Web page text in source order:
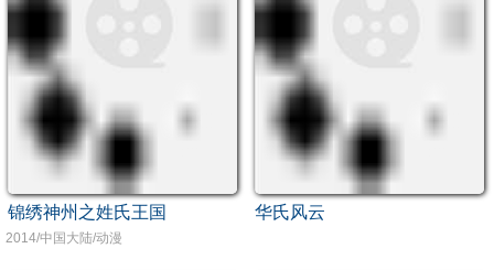
锦绣神州之姓氏王国
2014/中国大陆/动漫
华氏风云